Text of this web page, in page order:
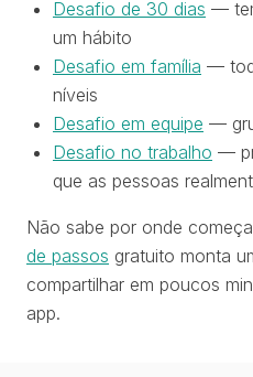
Desafio de 30 dias —
um hábito
Desafio em família —
níveis
Desafio em equipe —
Desafio no trabalho —
que as pessoas
Não sabe por onde
de passos gratuito monta
compartilhar em poucos
app.